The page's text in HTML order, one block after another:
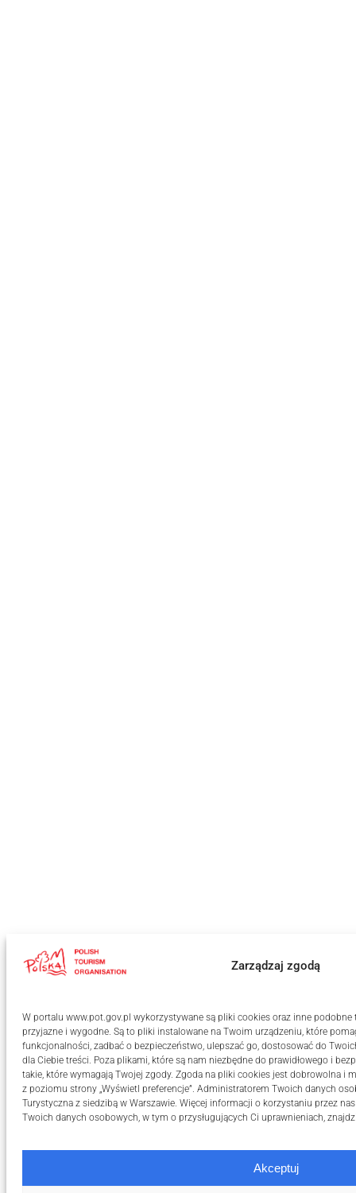
Zarządzaj zgodą
W portalu www.pot.gov.pl wykorzystywane są pliki cookies oraz inne podobne
przyjazne i wygodne. Są to pliki instalowane na Twoim urządzeniu, które
funkcjonalności, zadbać o bezpieczeństwo, ulepszać go, dostosować do
dla Ciebie treści. Poza plikami, które są nam niezbędne do prawidłowego i
takie, które wymagają Twojej zgody. Zgoda na pliki cookies jest dobrowolna i
z poziomu strony „Wyświetl preferencje”. Administratorem Twoich danych
Turystyczna z siedzibą w Warszawie. Więcej informacji o korzystaniu przez
Twoich danych osobowych, w tym o przysługujących Ci uprawnieniach,
Akceptuj